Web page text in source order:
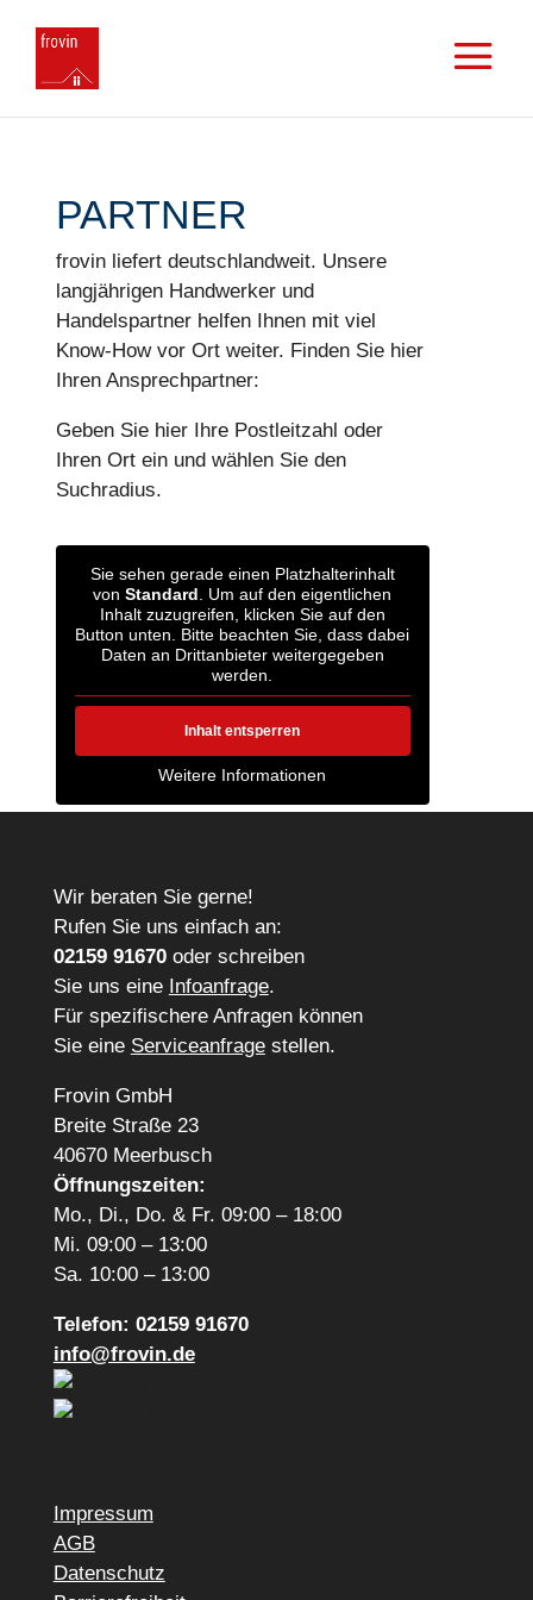
PARTNER
frovin liefert deutschlandweit. Unsere
langjährigen Handwerker und
Handelspartner helfen Ihnen mit viel
Know-How vor Ort weiter. Finden Sie hier
Ihren Ansprechpartner:
Geben Sie hier Ihre Postleitzahl oder
Ihren Ort ein und wählen Sie den
Suchradius.
Sie sehen gerade einen Platzhalterinhalt
vonStandard . Um auf den eigentlichen
Inhalt zuzugreifen, klicken Sie auf den
Button unten. Bitte beachten Sie, dass dabei
Daten an Drittanbieter weitergegeben
werden.
Inhalt entsperren
Weitere Informationen
Wir beraten Sie gerne!
Rufen Sie uns einfach an:
02159 91670 oder schreiben
Sie uns eine Infoanfrage.
Für spezifischere Anfragen können
Sie eine Serviceanfragestellen.
Frovin GmbH
Breite Straße 23
40670 Meerbusch
Öffnungszeiten:
Mo., Di., Do. & Fr. 09:00 – 18:00
Mi. 09:00 – 13:00
Sa. 10:00 – 13:00
Telefon: 02159 91670
info@frovin.de
Impressum
AGB
Datenschutz